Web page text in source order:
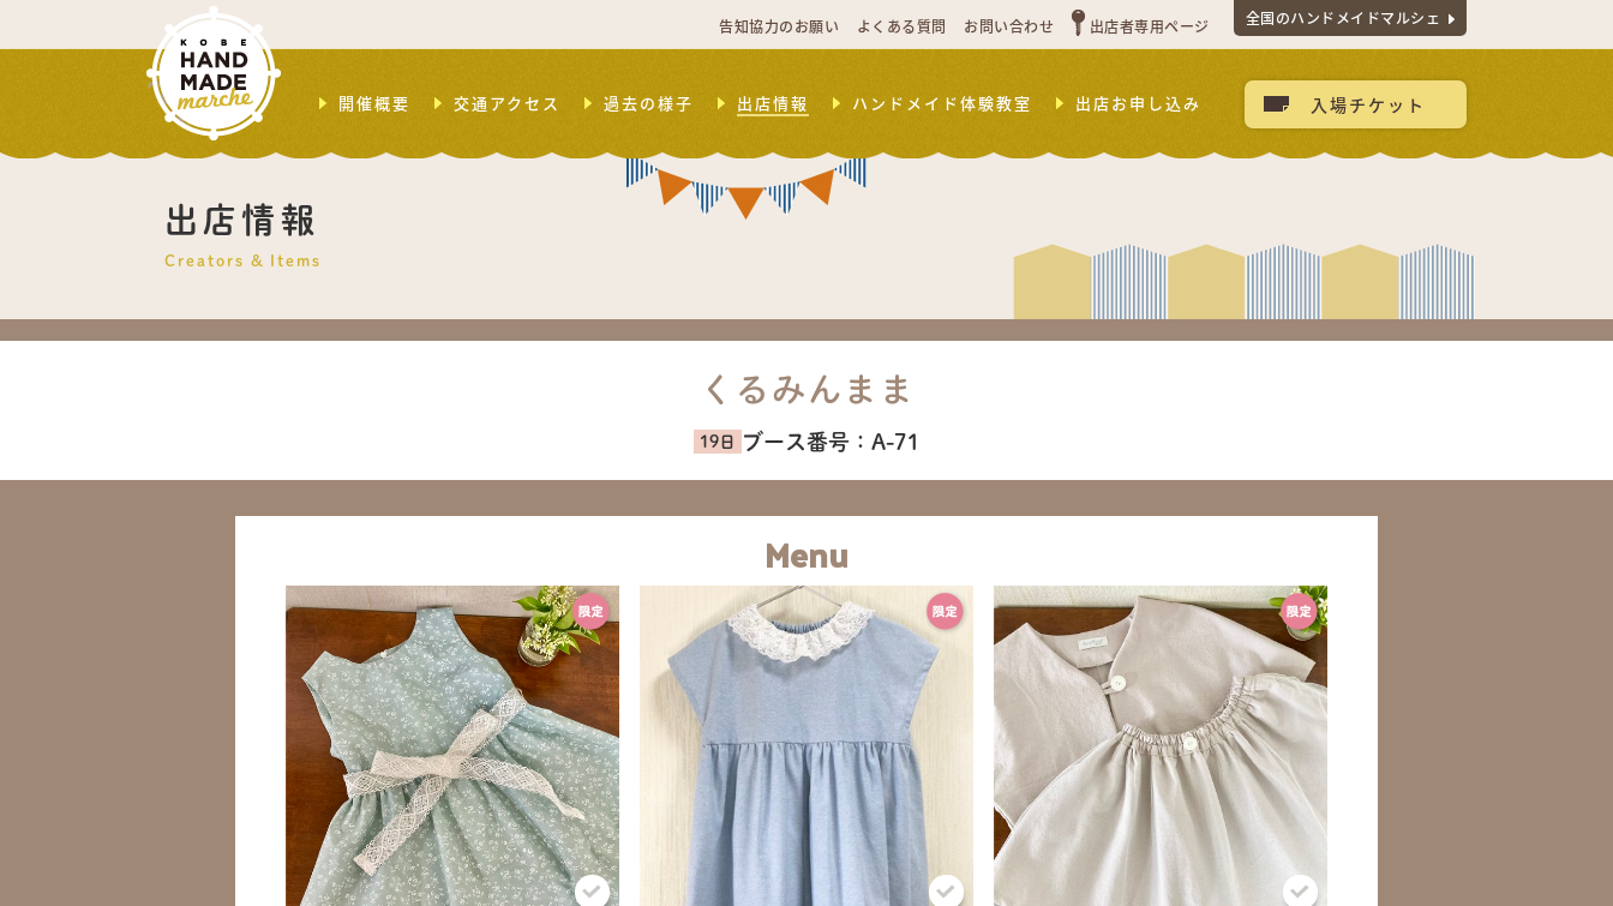
告知協力のお願い よくある質問 お問い合わせ 出店者専用ページ 全国のハンドメイドマルシェ
開催概要 交通アクセス 過去の様子 出店情報 ハンドメイド体験教室 出店お申し込み 入場チケット
出店情報
Creators & Items
くるみんまま
ブース番号： A-71
Menu